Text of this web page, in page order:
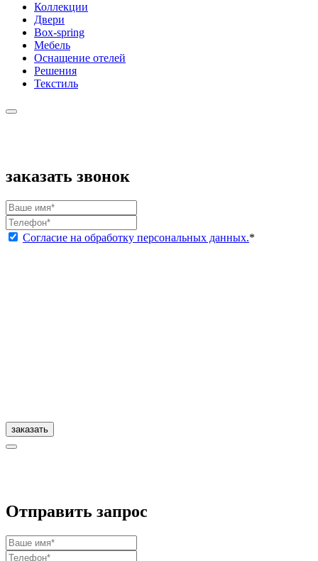
Коллекции
Двери
Box-spring
Мебель
Оснащение отелей
Решения
Текстиль
заказать звонок
Согласие на обработку персональных данных.*
заказать
Отправить запрос